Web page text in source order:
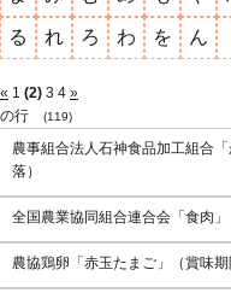
る れ ろ わ を ん
« 1 (2) 3 4 »
の行
(119)
農事組合法人石神食品加工組合
落）
全国農業協同組合連合会「食肉」
農協鶏卵「赤玉たまご」（賞味期